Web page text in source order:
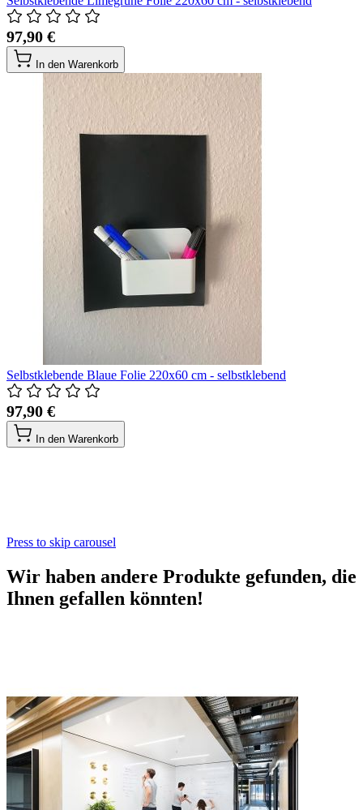
97,90 €
In den Warenkorb
Selbstklebende Blaue Folie 220x60 cm - selbstklebend
97,90 €
In den Warenkorb
Press to skip carousel
Wir haben andere Produkte gefunden, die
Ihnen gefallen könnten!